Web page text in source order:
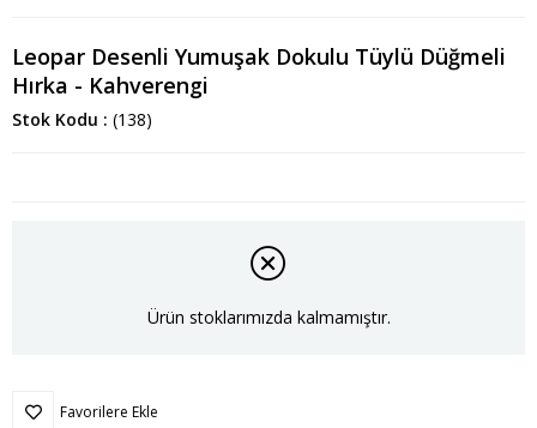
Leopar Desenli Yumuşak Dokulu Tüylü Düğmeli
Hırka - Kahverengi
Stok Kodu (138)
Ürün stoklarımızda kalmamıştır.
Favorilere Ekle